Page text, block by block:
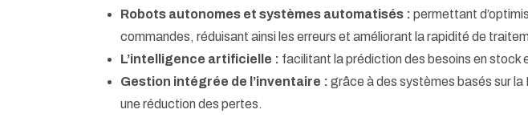
Robots autonomes et systèmes automatisés : permettant
commandes, réduisant ainsi les erreurs et améliorant la rapidité de
L’intelligence artificielle : facilitant la prédiction des besoins en stock
Gestion intégrée de l’inventaire : grâce à des systèmes basés sur
une réduction des pertes.